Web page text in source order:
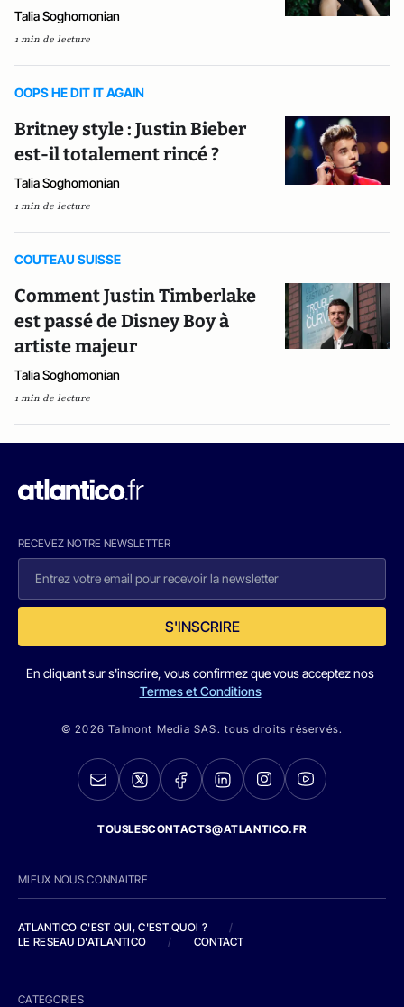
Talia Soghomonian
1 min de lecture
OOPS HE DIT IT AGAIN
Britney style : Justin Bieber
est-il totalement rincé ?
Talia Soghomonian
1 min de lecture
COUTEAU SUISSE
Comment Justin Timberlake
est passé de Disney Boy à
artiste majeur
Talia Soghomonian
1 min de lecture
RECEVEZ NOTRE NEWSLETTER
S'INSCRIRE
En cliquant sur s'inscrire, vous confirmez que vous acceptez nos
Termes et Conditions
© 2026 Talmont Media SAS. tous droits réservés.
TOUSLESCONTACTS@ATLANTICO.FR
MIEUX NOUS CONNAITRE
ATLANTICO C'EST QUI, C'EST QUOI ?
/
LE RESEAU D'ATLANTICO
/ CONTACT
CATEGORIES